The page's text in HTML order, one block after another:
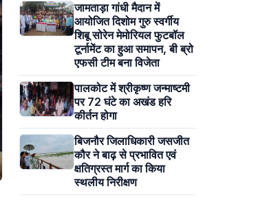
जामताड़ा गांधी मैदान में
आयोजित दिशोम गुरु स्वर्गीय
शिबू सोरेन मेमोरियल फुटबॉल
टूर्नामेंट का हुआ समापन, बी ब्रो
एफसी टीम बना विजेता
पालकोट में श्रीकृष्ण जन्माष्टमी
पर 72 घंटे का अखंड हरि
कीर्तन होगा
बिजनौर जिलाधिकारी जसजीत
कौर ने बाढ़ से प्रभावित एवं
क्षतिग्रस्त मार्ग का किया
स्थलीय निरीक्षण